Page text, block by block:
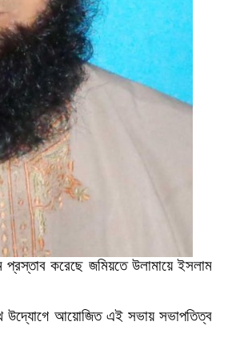
প্রস্তাব করেছে জমিয়তে উলামায়ে ইসলাম
উদ্যোগে আয়োজিত এই সভায় সভাপতিত্ব